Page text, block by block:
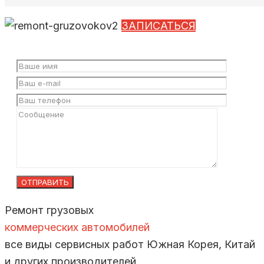
ЗАПИСАТЬСЯ
Ремонт грузовых
коммерческих автомобилей
все виды сервисных работ Южная Корея, Китай
и других производителей